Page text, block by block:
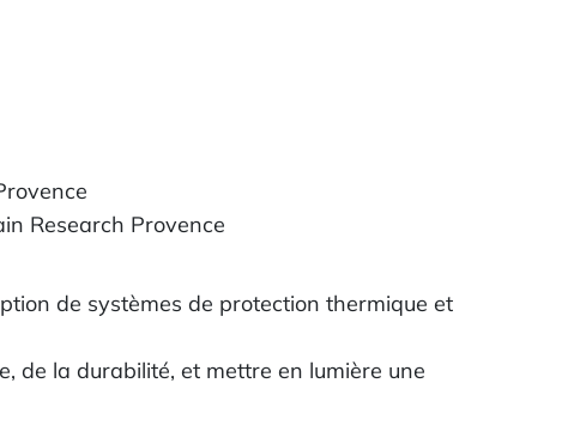
Research Provence
de systèmes de protection thermique et
de la durabilité, et mettre en lumière une